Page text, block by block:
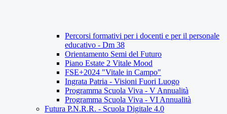
Percorsi formativi per i docenti e per il personale
educativo - Dm 38
Orientamento Semi del Futuro
Piano Estate 2 Vitale Mood
FSE+2024 "Vitale in Campo"
Ingrata Patria - Visioni Fuori Luogo
Programma Scuola Viva - V Annualità
Programma Scuola Viva - VI Annualità
Futura P.N.R.R. - Scuola Digitale 4.0